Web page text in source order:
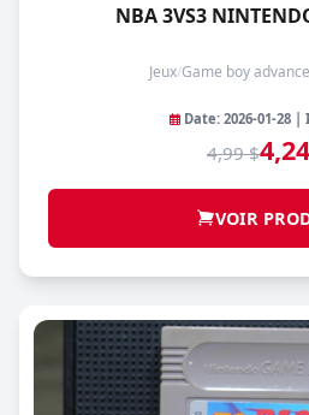
NBA 3VS3
Jeux/Game boy
Date: 2026-01-28 |
4,99 $
VOIR